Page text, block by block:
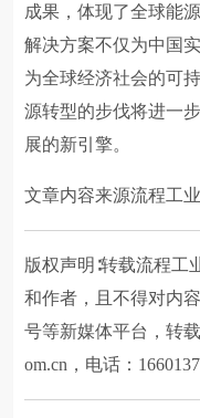
成果，体现了全球能
解决方案不仅为中国
为全球经济社会的可
源转型的步伐将进一
展的新引擎。
文章内容来源流程工
版权声明∶转载流程工
和作者，且不得对内
号等新媒体平台，转
om.cn，电话：